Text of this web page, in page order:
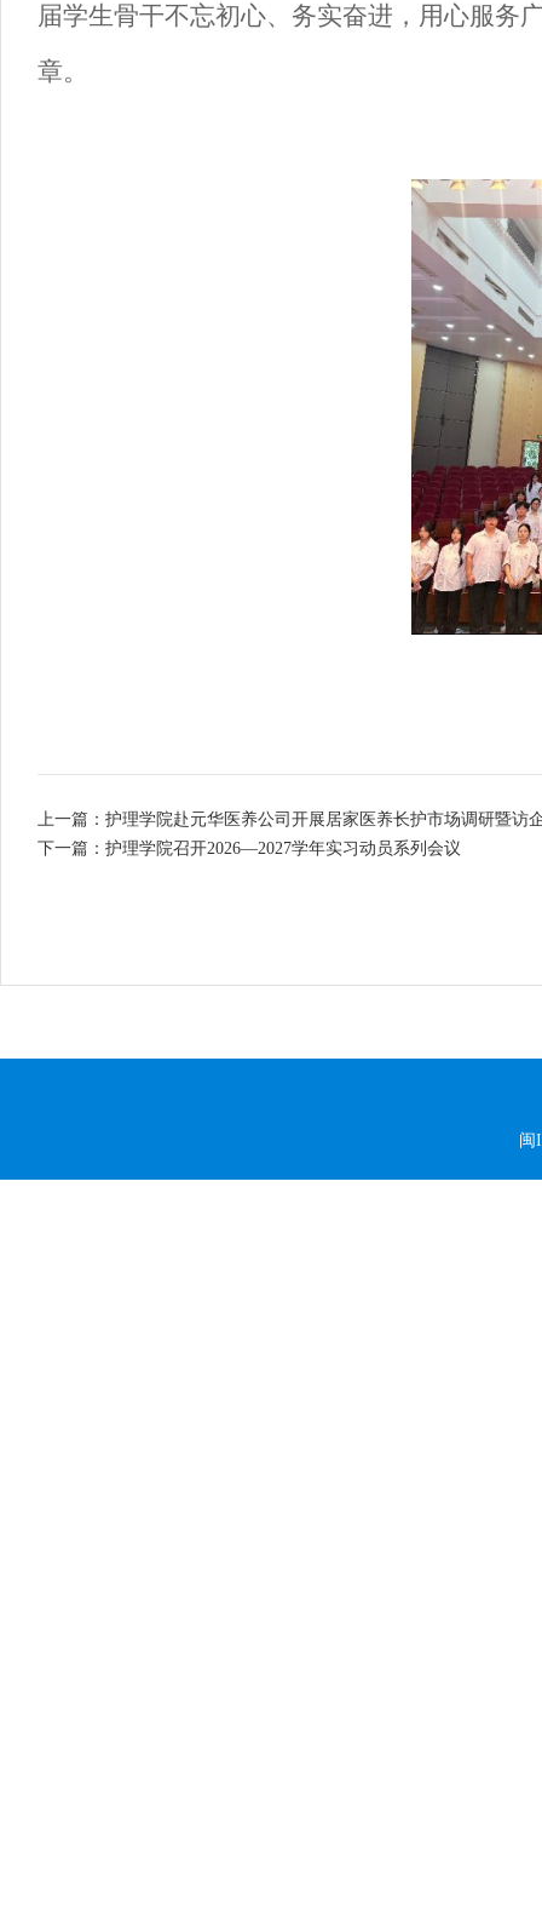
届学生骨干不忘初心、务实奋进，用心服务
章。
上一篇：护理学院赴元华医养公司开展居家医养长护市场调研暨访
下一篇：护理学院召开2026—2027学年实习动员系列会议
闽